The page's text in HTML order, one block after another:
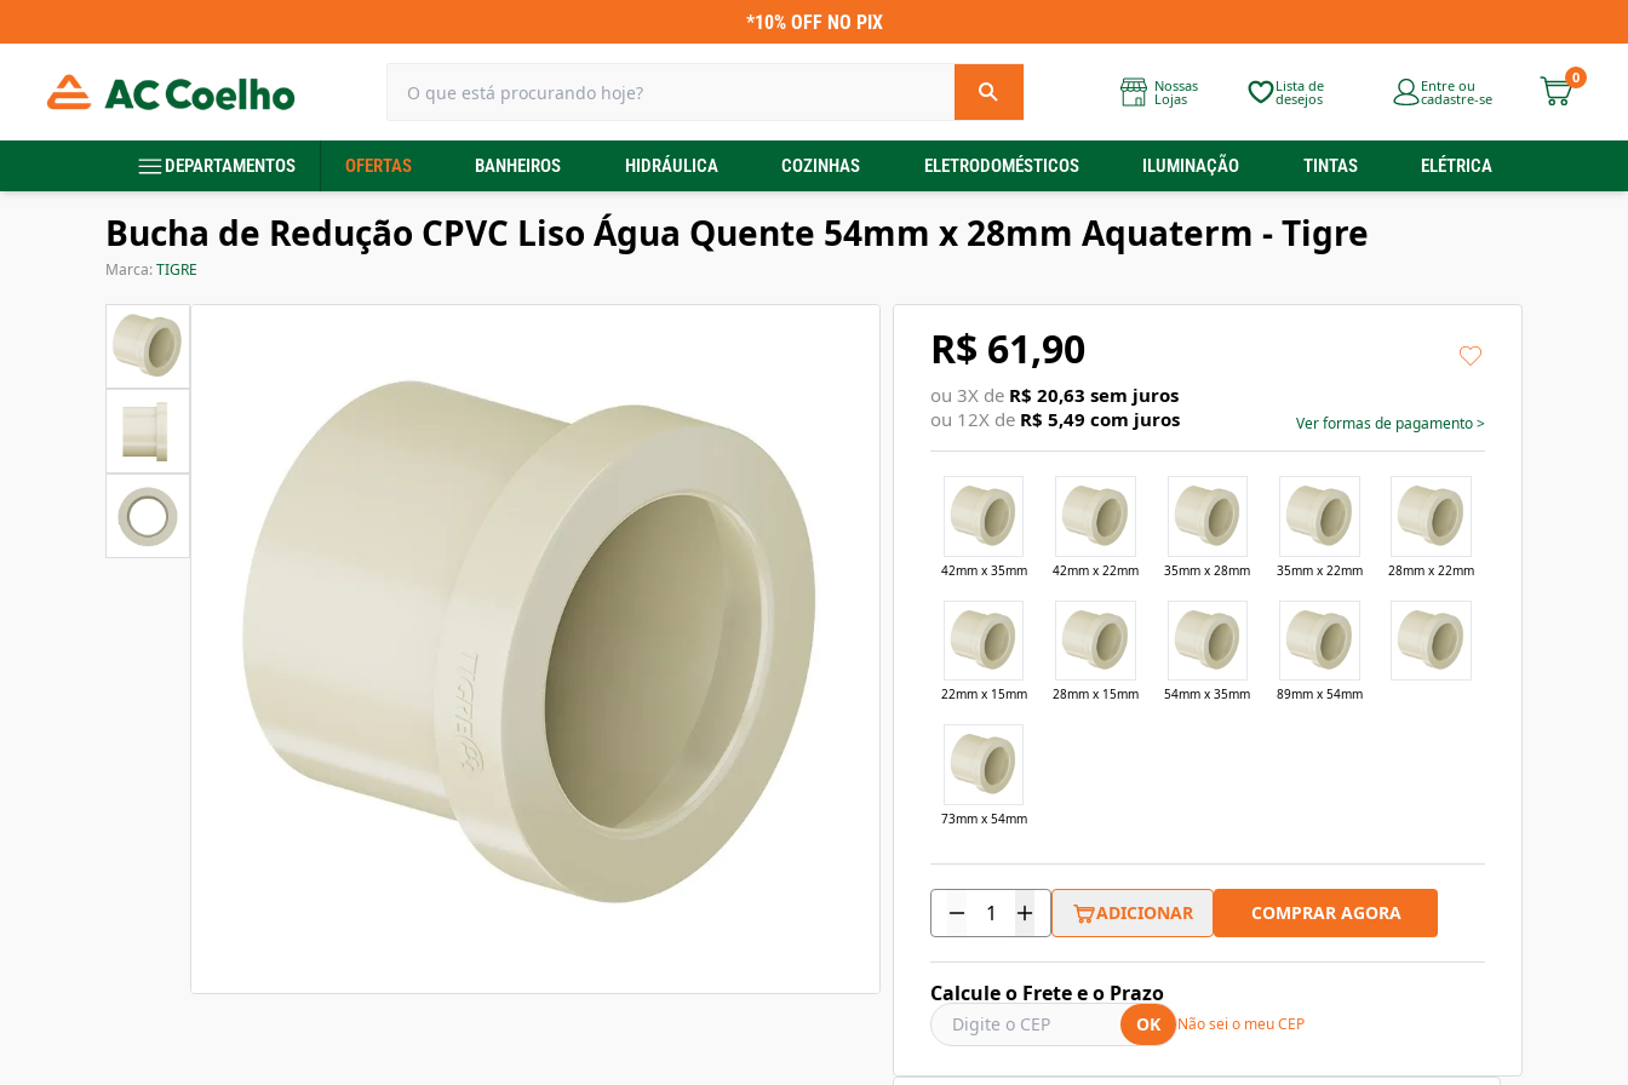
*10% OFF NO PIX
Nossas
Lojas
Lista de
desejos
Entre ou
cadastre-se
0
DEPARTAMENTOS OFERTAS BANHEIROS HIDRÁULICA COZINHAS ELETRODOMÉSTICOS ILUMINAÇÃO TINTAS ELÉTRICA
Bucha de Redução CPVC Liso Água Quente 54mm x 28mm Aquaterm - Tigre
Marca:TIGRE
R$ 61,90
ou 3X de R$ 20,63 sem juros
ou 12X de R$ 5,49 com juros Ver formas de pagamento>
42mm x 35mm 42mm x 22mm 35mm x 28mm 35mm x 22mm 28mm x 22mm
22mm x 15mm 28mm x 15mm 54mm x 35mm 89mm x 54mm
73mm x 54mm
ADICIONAR COMPRAR AGORA
Calcule o Frete e o Prazo
OK Não sei o meu CEP